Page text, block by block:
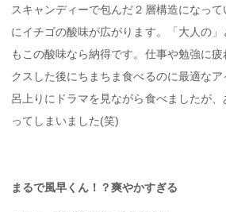
スキャンディーで包んだ２層構造になっ
にイチゴの酸味が広がります。「大人の
もこの酸味なら納得です。仕事や勉強に
クスした後にちまちま食べるのに最適な
呂上りにドラマを見ながら食べましたが
ってしまいました(笑)
まるで風早くん！？爽やかすぎる